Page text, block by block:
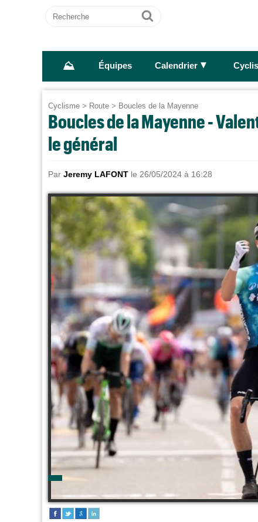
Recherche
Ok
⛰ Équipes Calendrier ►
Cyclisme > Route > Boucles de la Mayenne
Boucles de la Mayenne -
le général
Par Jeremy LAFONT le 26/05/2024 à 16:28